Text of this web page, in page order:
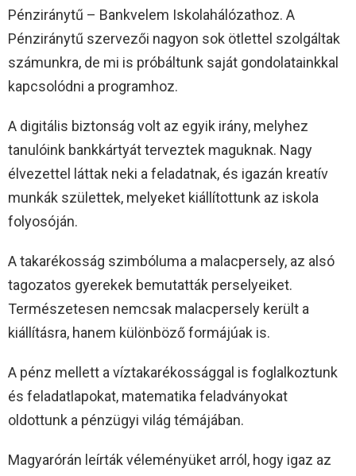
Pénziránytű – Bankvelem Iskolahálózathoz. A
Pénziránytű szervezői nagyon sok ötlettel szolgáltak
számunkra, de mi is próbáltunk saját gondolatainkkal
kapcsolódni a programhoz.
A digitális biztonság volt az egyik irány, melyhez
tanulóink bankkártyát terveztek maguknak. Nagy
élvezettel láttak neki a feladatnak, és igazán kreatív
munkák születtek, melyeket kiállítottunk az iskola
folyosóján.
A takarékosság szimbóluma a malacpersely, az alsó
tagozatos gyerekek bemutatták perselyeiket.
Természetesen nemcsak malacpersely került a
kiállításra, hanem különböző formájúak is.
A pénz mellett a víztakarékossággal is foglalkoztunk
és feladatlapokat, matematika feladványokat
oldottunk a pénzügyi világ témájában.
Magyarórán leírták véleményüket arról, hogy igaz az